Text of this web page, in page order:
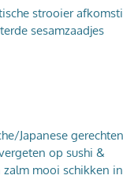
strooier
sesamzaadjes
Japanese gerechten
op sushi &
mooi schikken